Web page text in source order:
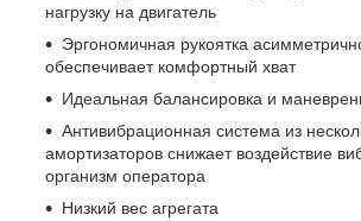
нагрузку на двигатель
Эргономичная рукоятка
обеспечивает комфортный хват
Идеальная балансировка и
Антивибрационная система из
амортизаторов снижает воздействие
организм оператора
Низкий вес агрегата